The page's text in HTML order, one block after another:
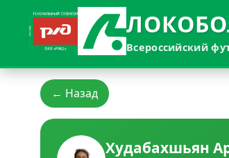
Всероссийский
← Назад
Худабахшьян